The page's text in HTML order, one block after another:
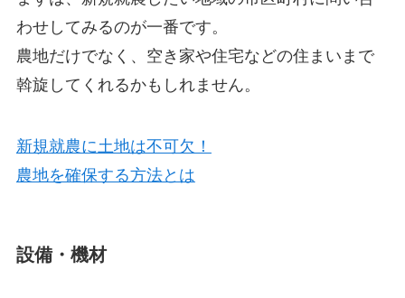
わせしてみるのが一番です。
農地だけでなく、空き家や住宅などの住まいまで
斡旋してくれるかもしれません。
新規就農に土地は不可欠！
農地を確保する方法とは
設備・機材